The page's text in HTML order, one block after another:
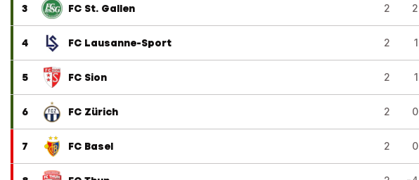
3 FC St. Gallen 2 2
4 FC Lausanne-Sport 2 1
5 FC Sion 2 1
6 FC Zürich 2 0
7 FC Basel 2 0